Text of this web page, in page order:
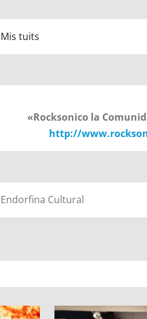
Mis tuits
«Rocksonico la
http://
Endorfina Cultural